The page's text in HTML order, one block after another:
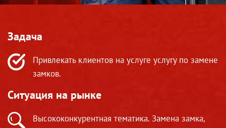
Задача
Привлекать клиентов на услугe услугу по замене
замков.
Ситуация на рынке
Высококонкурентная тематика. Замена замка,